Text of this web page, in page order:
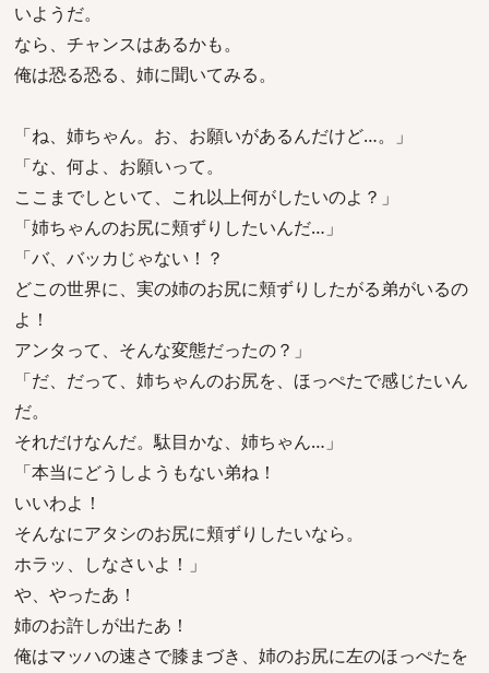
いようだ。
なら、チャンスはあるかも。
俺は恐る恐る、姉に聞いてみる。
「ね、姉ちゃん。お、お願いがあるんだけど…。」
「な、何よ、お願いって。
ここまでしといて、これ以上何がしたいのよ？」
「姉ちゃんのお尻に頬ずりしたいんだ…」
「バ、バッカじゃない！？
どこの世界に、実の姉のお尻に頬ずりしたがる弟がいるの
よ！
アンタって、そんな変態だったの？」
「だ、だって、姉ちゃんのお尻を、ほっぺたで感じたいん
だ。
それだけなんだ。駄目かな、姉ちゃん…」
「本当にどうしようもない弟ね！
いいわよ！
そんなにアタシのお尻に頬ずりしたいなら。
ホラッ、しなさいよ！」
や、やったあ！
姉のお許しが出たあ！
俺はマッハの速さで膝まづき、姉のお尻に左のほっぺたを